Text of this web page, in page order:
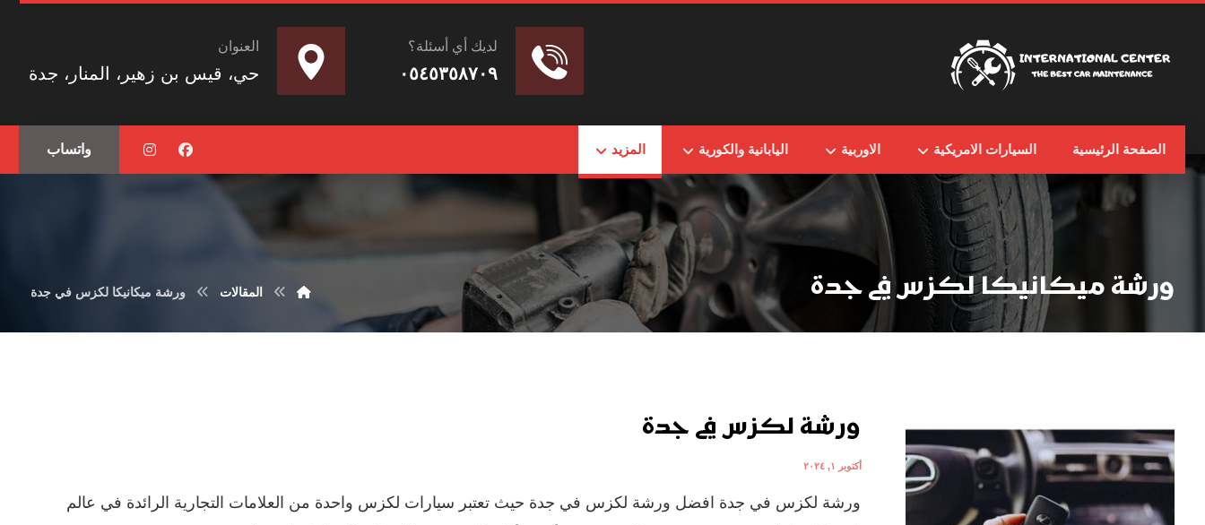
العنوان
حي، قيس بن زهير، المنار، جدة
لديك أي أسئلة؟
٠٥٤٥٣٥٨٧٠٩
الصفحة الرئيسية السيارات الامريكية الاوربية اليابانية والكورية المزيد واتساب
ورشة ميكانيكا لكزس في جدة المقالات ورشة ميكانيكا لكزس في جدة
ورشة لكزس في جدة
أكتوبر ١, ٢٠٢٤
ورشة لكزس في جدة افضل ورشة لكزس في جدة حيث تعتبر سيارات لكزس واحدة من العلامات التجارية الرائدة في عالم